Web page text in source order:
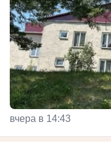
вчера в 14:43